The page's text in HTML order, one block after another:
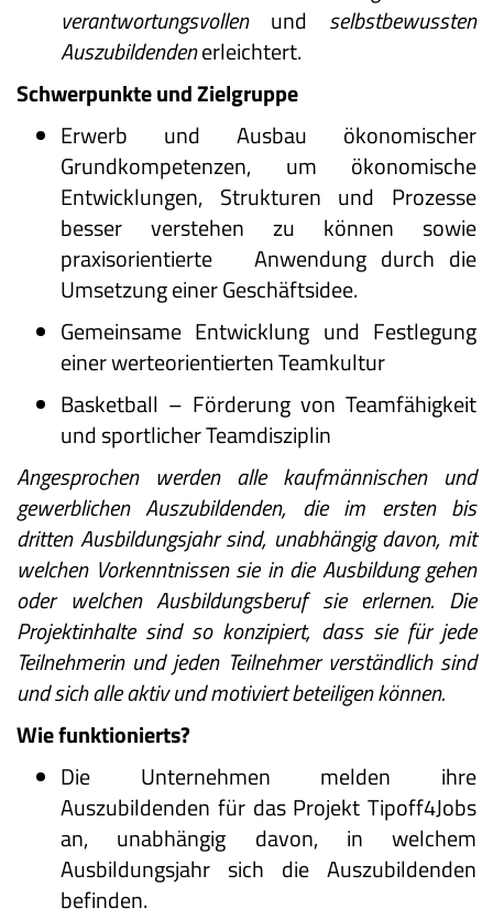
verantwortungsvollenund selbstbewussten
Auszubildendenerleichtert.
Schwerpunkte und Zielgruppe
Erwerb und Ausbau ökonomischer
Grundkompetenzen, um ökonomische
Entwicklungen, Strukturen und Prozesse
besser verstehen zu können sowie
praxisorientierte Anwendung durch die
Umsetzung einer Geschäftsidee.
Gemeinsame Entwicklung und Festlegung
einer werteorientierten Teamkultur
Basketball – Förderung von Teamfähigkeit
und sportlicher Teamdisziplin
Angesprochen werden alle kaufmännischen und
gewerblichen Auszubildenden, die im ersten bis
dritten Ausbildungsjahr sind, unabhängig davon, mit
welchen Vorkenntnissen sie in die Ausbildung gehen
oder welchen Ausbildungsberuf sie erlernen. Die
Projektinhalte sind so konzipiert, dass sie für jede
Teilnehmerin und jeden Teilnehmer verständlich sind
und sich alle aktiv und motiviert beteiligen können.
Wie funktionierts?
Die Unternehmen melden ihre
Auszubildenden für das Projekt Tipoff4Jobs
an, unabhängig davon, in welchem
Ausbildungsjahr sich die Auszubildenden
befinden.